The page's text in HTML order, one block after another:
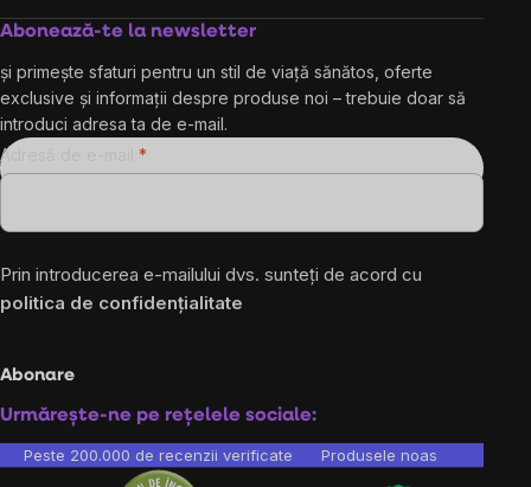
Abonează-te la newsletter
și primește sfaturi pentru un stil de viață sănătos, oferte
exclusive și informații despre produse noi – trebuie doar să
introduci adresa ta de e-mail.
Adresă de e-mail
Prin introducerea e-mailului dvs. sunteți de acord cu
politica de confidențialitate
Abonare
Urmărește-ne pe rețelele sociale:
Peste 200.000 de recenzii verificate Produsele noastre sunt